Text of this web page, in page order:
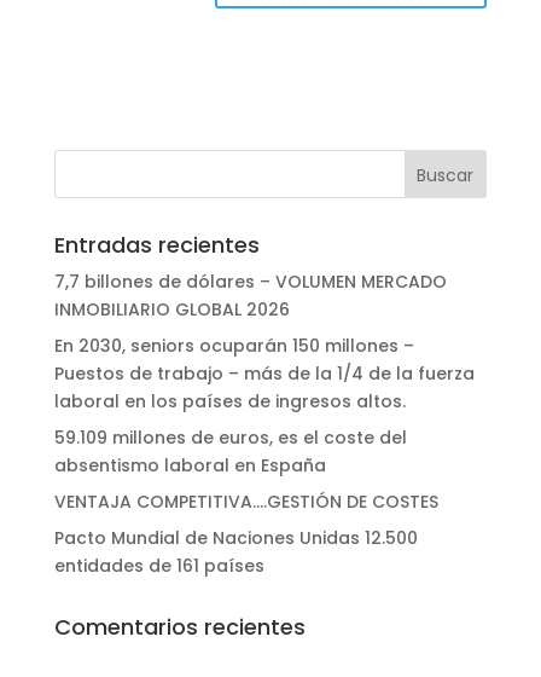
Entradas recientes
7,7 billones de dólares – VOLUMEN MERCADO
INMOBILIARIO GLOBAL 2026
En 2030, seniors ocuparán 150 millones –
Puestos de trabajo – más de la 1/4 de la fuerza
laboral en los países de ingresos altos.
59.109 millones de euros, es el coste del
absentismo laboral en España
VENTAJA COMPETITIVA….GESTIÓN DE COSTES
Pacto Mundial de Naciones Unidas 12.500
entidades de 161 países
Comentarios recientes